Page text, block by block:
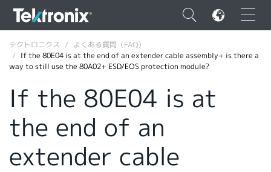
×
DEUTSCH
テクトロニクス
よくある質問（FAQ）
If the 80E04 is at the end of an extender cable assembly+ is there a
way to still use the 80A02+ ESD/EOS protection module?
If the 80E04 is at
the end of an
extender cable